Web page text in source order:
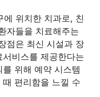
에 위치한 치과로, 친
자들을 치료해주는
점은 최신 시설과 장
비스를 제공한다는
위해 예약 시스템
편리함을 느낄 수